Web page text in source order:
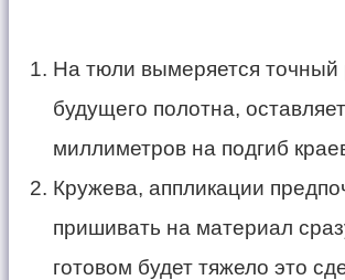
На тюли вымеряется точный
будущего полотна,
миллиметров на подгиб
Кружева, аппликации
пришивать на материал
готовом будет тяжело это